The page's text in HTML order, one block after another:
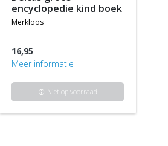
encyclopedie kind boek
merkloos
16,95
Meer informatie
info Niet op voorraad